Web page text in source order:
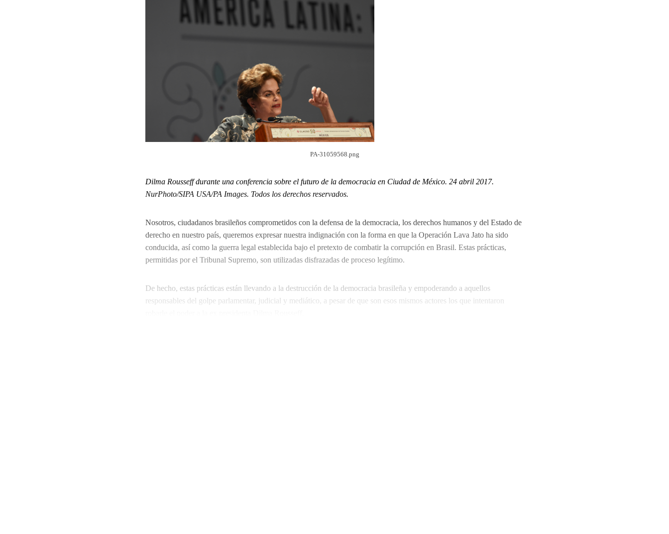
PA-31059568.png
Dilma Rousseff durante una conferencia sobre el futuro de la democracia en Ciudad de México. 24 abril 2017.
NurPhoto/SIPA USA/PA Images. Todos los derechos reservados.
Nosotros, ciudadanos brasileños comprometidos con la defensa de la democracia, los derechos humanos y del Estado de
derecho en nuestro país, queremos expresar nuestra indignación con la forma en que la Operación Lava Jato ha sido
conducida, así como la guerra legal establecida bajo el pretexto de combatir la corrupción en Brasil. Estas prácticas,
permitidas por el Tribunal Supremo, son utilizadas disfrazadas de proceso legítimo.
De hecho, estas prácticas están llevando a la destrucción de la democracia brasileña y empoderando a aquellos
responsables del golpe parlamentar, judicial y mediático, a pesar de que son esos mismos actores los que intentaron